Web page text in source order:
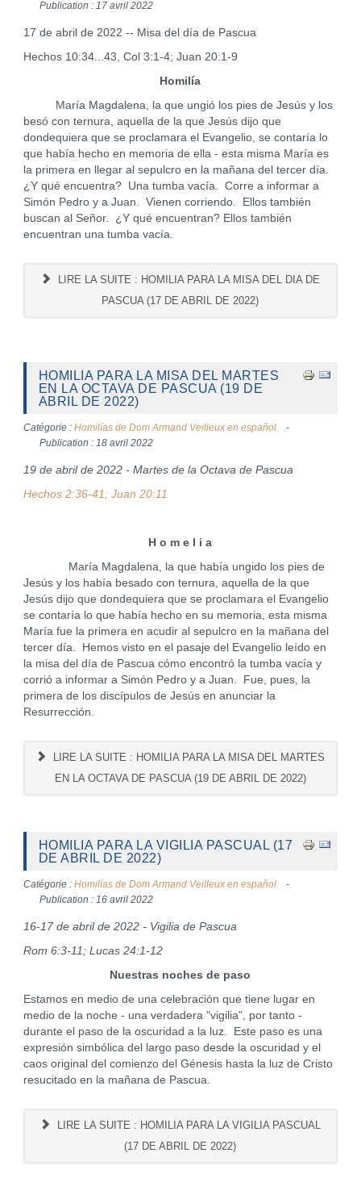
Publication : 17 avril 2022
17 de abril de 2022 -- Misa del día de Pascua
Hechos 10:34...43, Col 3:1-4; Juan 20:1-9
Homilía
María Magdalena, la que ungió los pies de Jesús y los
besó con ternura, aquella de la que Jesús dijo que
dondequiera que se proclamara el Evangelio, se contaría lo
que había hecho en memoria de ella - esta misma María es
la primera en llegar al sepulcro en la mañana del tercer día.
¿Y qué encuentra? Una tumba vacía. Corre a informar a
Simón Pedro y a Juan. Vienen corriendo. Ellos también
buscan al Señor. ¿Y qué encuentran? Ellos también
encuentran una tumba vacía.
LIRE LA SUITE : HOMILIA PARA LA MISA DEL DIA DE
PASCUA (17 DE ABRIL DE 2022)
HOMILIA PARA LA MISA DEL MARTES
EN LA OCTAVA DE PASCUA (19 DE
ABRIL DE 2022)
Catégorie : Homilías de Dom Armand Veilleux en español.
Publication : 18 avril 2022
19 de abril de 2022 - Martes de la Octava de Pascua
Hechos 2:36-41; Juan 20:11
H o m e l i a
María Magdalena, la que había ungido los pies de
Jesús y los había besado con ternura, aquella de la que
Jesús dijo que dondequiera que se proclamara el Evangelio
se contaría lo que había hecho en su memoria, esta misma
María fue la primera en acudir al sepulcro en la mañana del
tercer día. Hemos visto en el pasaje del Evangelio leído en
la misa del día de Pascua cómo encontró la tumba vacía y
corrió a informar a Simón Pedro y a Juan. Fue, pues, la
primera de los discípulos de Jesús en anunciar la
Resurrección.
LIRE LA SUITE : HOMILIA PARA LA MISA DEL MARTES
EN LA OCTAVA DE PASCUA (19 DE ABRIL DE 2022)
HOMILIA PARA LA VIGILIA PASCUAL (17
DE ABRIL DE 2022)
Catégorie : Homilías de Dom Armand Veilleux en español.
Publication : 16 avril 2022
16-17 de abril de 2022 - Vigilia de Pascua
Rom 6:3-11; Lucas 24:1-12
Nuestras noches de paso
Estamos en medio de una celebración que tiene lugar en
medio de la noche - una verdadera "vigilia", por tanto -
durante el paso de la oscuridad a la luz. Este paso es una
expresión simbólica del largo paso desde la oscuridad y el
caos original del comienzo del Génesis hasta la luz de Cristo
resucitado en la mañana de Pascua.
LIRE LA SUITE : HOMILIA PARA LA VIGILIA PASCUAL
(17 DE ABRIL DE 2022)